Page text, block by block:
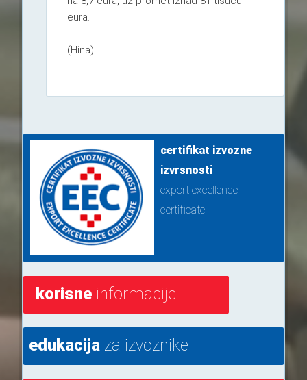
eura.
(Hina)
certifikat izvozne
izvrsnosti
export excellence
certificate
korisneinformacije
edukacijaza izvoznike